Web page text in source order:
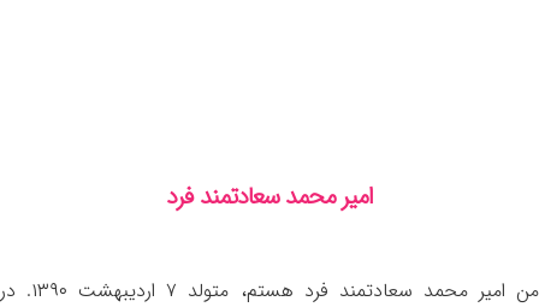
امیر محمد سعادتمند فرد
من امیر محمد سعادتمند فرد هستم، متولد ۷ اردیبهشت ۱۳۹۰. در